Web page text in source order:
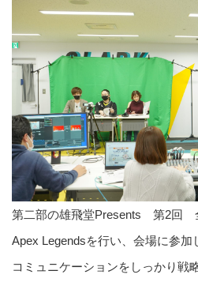
第二部の雄飛堂Presents 第2回
Apex Legendsを行い、会場に参
コミュニケーションをしっかり戦